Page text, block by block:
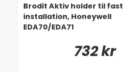
Brodit Aktiv holder til fast
installation, Honeywell
EDA70/EDA71
732 kr